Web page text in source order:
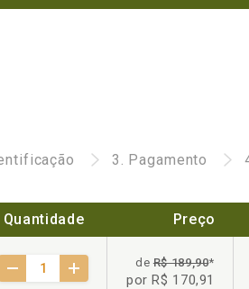
3. Pagamento
Quantidade Preço
deR$ 189,90*
por R$ 170,91